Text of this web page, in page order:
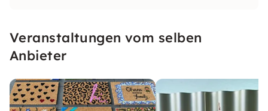
Veranstaltungen vom selben
Anbieter